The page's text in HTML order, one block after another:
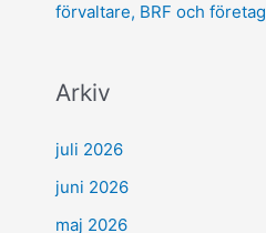
förvaltare, BRF och företag
Arkiv
juli 2026
juni 2026
maj 2026